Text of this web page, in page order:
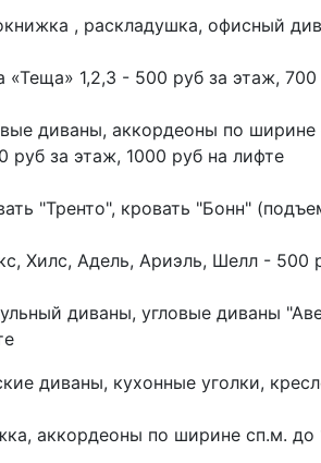
, раскладушка, офисный
«Теща» 1,2,3 - 500 руб за этаж,
диваны, аккордеоны по
руб за этаж, 1000 руб на лифте
"Тренто", кровать "Бонн"
Хилс, Адель, Ариэль, Шелл - 500
диваны, угловые диваны
диваны, кухонные уголки,
аккордеоны по ширине сп.м.